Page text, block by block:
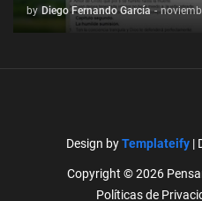
by Diego Fernando García -
Design byTemplateify|
Copyright © 2026
Políticas de